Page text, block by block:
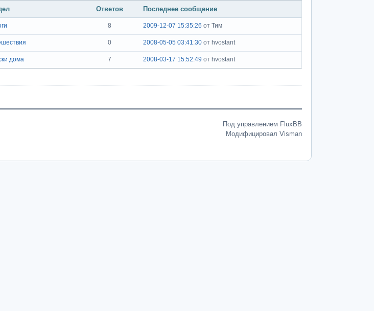
Ответов Последнее сообщение
8 2009-12-07 15:35:26 от Тим
0 2008-05-05 03:41:30 от hvostant
дома 7 2008-03-17 15:52:49 от hvostant
Под управлением FluxBB
Модифицировал Visman